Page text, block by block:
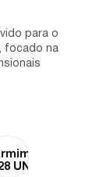
para o
focado na